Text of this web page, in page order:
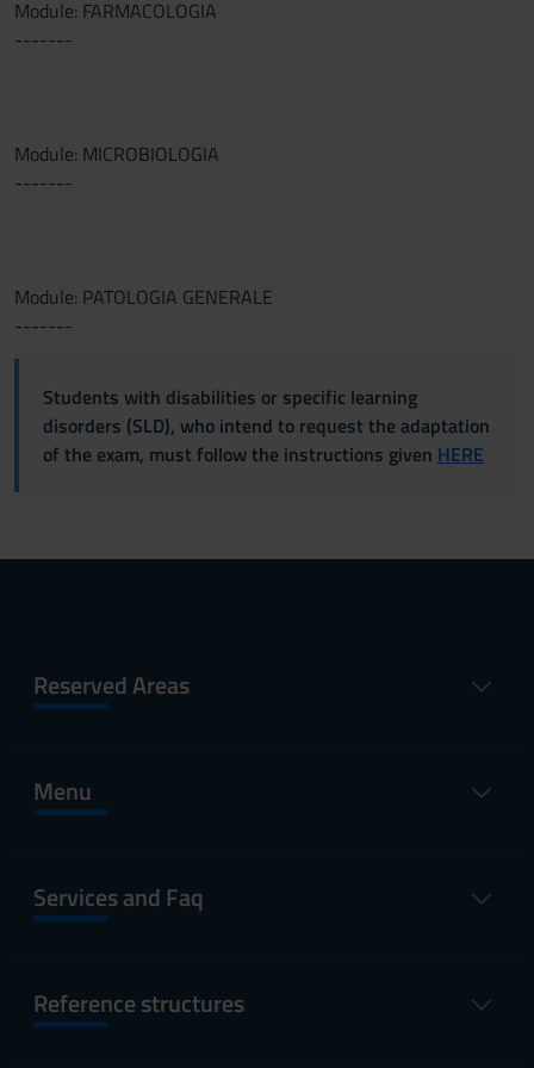
Module: FARMACOLOGIA
-------
Module: MICROBIOLOGIA
-------
Module: PATOLOGIA GENERALE
-------
Students with disabilities or specific learning
disorders (SLD), who intend to request the adaptation
of the exam, must follow the instructions given HERE
Reserved Areas
Menu
Services and Faq
Reference structures